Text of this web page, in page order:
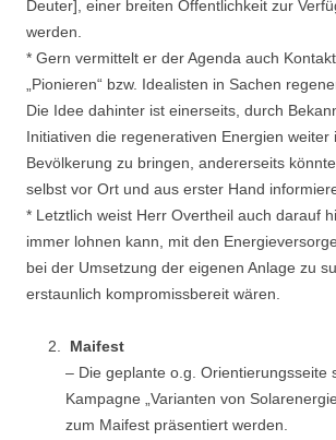
Deuter], einer breiten Öffentlichkeit zur
werden.
* Gern vermittelt er der Agenda auch
„Pionieren“ bzw. Idealisten in Sachen
Die Idee dahinter ist einerseits, durch
Initiativen die regenerativen Energien weiter
Bevölkerung zu bringen, andererseits
selbst vor Ort und aus erster Hand
* Letztlich weist Herr Overtheil auch darauf
immer lohnen kann, mit den
bei der Umsetzung der eigenen Anlage zu
erstaunlich kompromissbereit wären.
Maifest
– Die geplante o.g. Orientierungsseite
Kampagne „Varianten von
zum Maifest präsentiert werden.